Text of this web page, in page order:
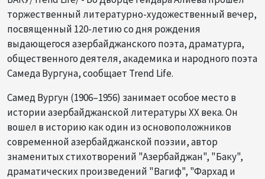
торжественный литературно-художественный вечер,
посвященный 120-летию со дня рождения
выдающегося азербайджанского поэта, драматурга,
общественного деятеля, академика и народного поэта
Самеда Вургуна, сообщает Trend Life.
Самед Вургун (1906–1956) занимает особое место в
истории азербайджанской литературы XX века. Он
вошел в историю как один из основоположников
современной азербайджанской поэзии, автор
знаменитых стихотворений "Азербайджан", "Баку",
драматических произведений "Вагиф", "Фархад и